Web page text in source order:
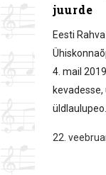
juurde
Eesti
4. mail
üldlaulupeo...
22.